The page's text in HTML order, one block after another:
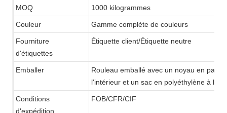
MOQ 1000 kilogrammes
Couleur Gamme complète de couleurs
Fourniture
d'étiquettes
Étiquette client/Étiquette neutre
Emballer
Rouleau emballé avec un noyau en
l'intérieur et un sac en polyéthylène à
Conditions
d'expédition
FOB/CFR/CIF